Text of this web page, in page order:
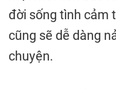
đời sống tình cảm
cũng sẽ dễ dàng
chuyện.